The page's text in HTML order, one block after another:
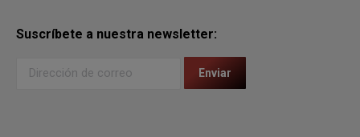
Suscríbete a nuestra newsletter: